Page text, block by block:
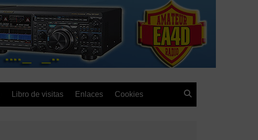
Libro de visitas Enlaces Cookies